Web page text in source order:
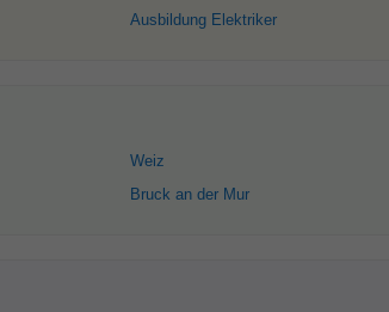
Ausbildung Elektriker
Weiz
Bruck an der Mur